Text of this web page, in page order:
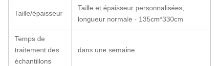
Taille/épaisseur
Taille et épaisseur personnalisées,
longueur normale - 135cm*330cm
Temps de
traitement des
échantillons
dans une semaine